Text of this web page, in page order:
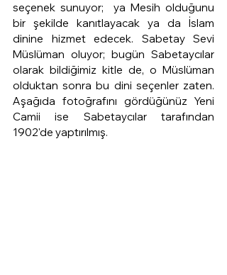
seçenek sunuyor;  ya Mesih olduğunu
bir şekilde kanıtlayacak ya da İslam
dinine hizmet edecek. Sabetay Sevi
Müslüman oluyor; bugün Sabetaycılar
olarak bildiğimiz kitle de, o Müslüman
olduktan sonra bu dini seçenler zaten.
Aşağıda fotoğrafını gördüğünüz Yeni
Camii ise Sabetaycılar tarafından
1902'de yaptırılmış.